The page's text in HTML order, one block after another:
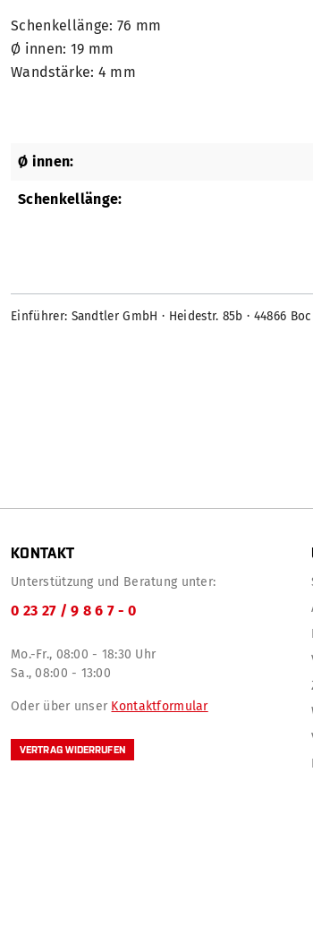
Schenkellänge: 76 mm
Ø innen: 19 mm
Wandstärke: 4 mm
Ø innen:
Schenkellänge:
Einführer: Sandtler GmbH · Heidestr. 85b · 44866
KONTAKT
Unterstützung und Beratung unter:
0 23 27 / 9 8 6 7 - 0
Mo.-Fr., 08:00 - 18:30 Uhr
Sa., 08:00 - 13:00
Oder über unser Kontaktformular
VERTRAG WIDERRUFEN